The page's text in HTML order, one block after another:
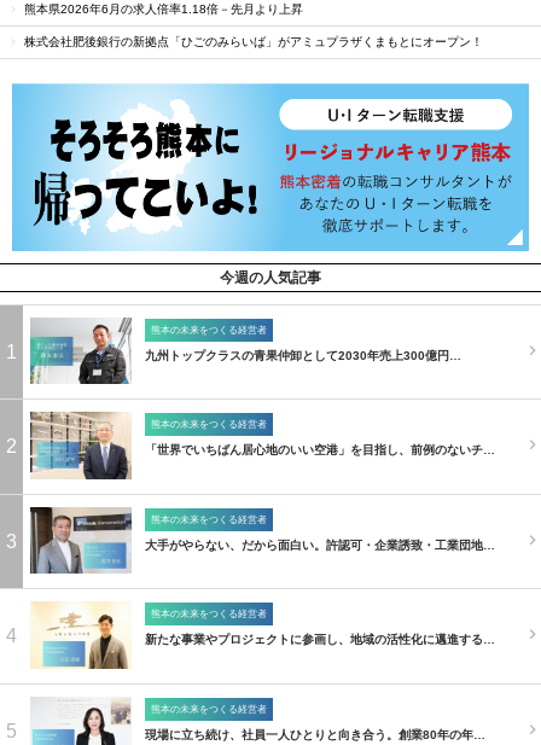
熊本県2026年6月の求人倍率1.18倍－先月より上昇
株式会社肥後銀行の新拠点「ひごのみらいば」がアミュプラザくまもとにオープン！
今週の人気記事
1
熊本の未来をつくる経営者
九州トップクラスの青果仲卸として2030年売上300億円…
2
熊本の未来をつくる経営者
「世界でいちばん居心地のいい空港」を目指し、前例のないチ…
3
熊本の未来をつくる経営者
大手がやらない、だから面白い。許認可・企業誘致・工業団地…
4
熊本の未来をつくる経営者
新たな事業やプロジェクトに参画し、地域の活性化に邁進する…
5
熊本の未来をつくる経営者
現場に立ち続け、社員一人ひとりと向き合う。創業80年の年…